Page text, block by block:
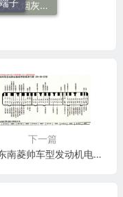
51 16 嵌入式烟灰缸托架
下一篇
MK_东南菱帅车型发动机电脑板控制模块阵脚26+16+22针 端子图